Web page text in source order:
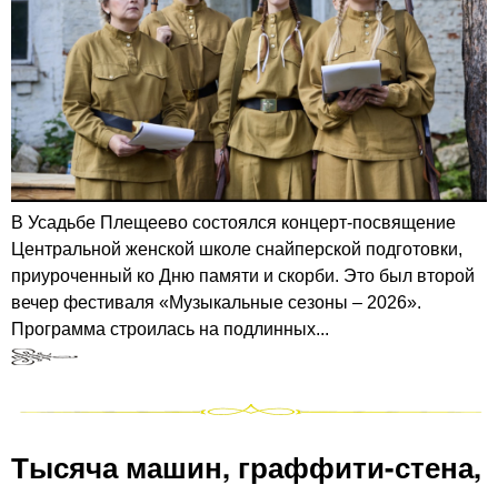
В Усадьбе Плещеево состоялся концерт-посвящение
Центральной женской школе снайперской подготовки,
приуроченный ко Дню памяти и скорби. Это был второй
вечер фестиваля «Музыкальные сезоны – 2026».
Программа строилась на подлинных...
Тысяча машин, граффити-стена,